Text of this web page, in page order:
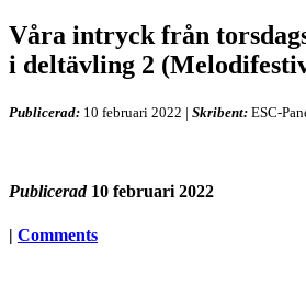
Våra intryck från
i deltävling 2
Publicerad: 10 februari 2022 | Skribent: ESC-
Publicerad 10 februari 2022
| Comments